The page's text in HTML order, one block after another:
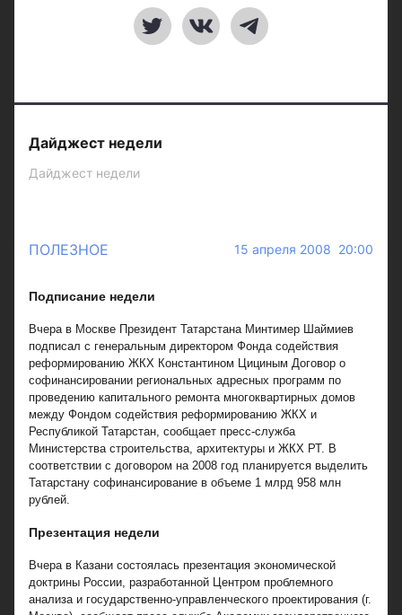
Дайджест недели
Дайджест недели
ПОЛЕЗНОЕ 15 апреля 2008 20:00
Подписание недели
Вчера в Москве Президент Татарстана Минтимер Шаймиев
подписал с генеральным директором Фонда содействия
реформированию ЖКХ Константином Цициным Договор о
софинансировании региональных адресных программ по
проведению капитального ремонта многоквартирных домов
между Фондом содействия реформированию ЖКХ и
Республикой Татарстан, сообщает пресс-служба
Министерства строительства, архитектуры и ЖКХ РТ. В
соответствии с договором на 2008 год планируется выделить
Татарстану софинансирование в объеме 1 млрд 958 млн
рублей.
Презентация недели
Вчера в Казани состоялась презентация экономической
доктрины России, разработанной Центром проблемного
анализа и государственно-управленческого проектирования (г.